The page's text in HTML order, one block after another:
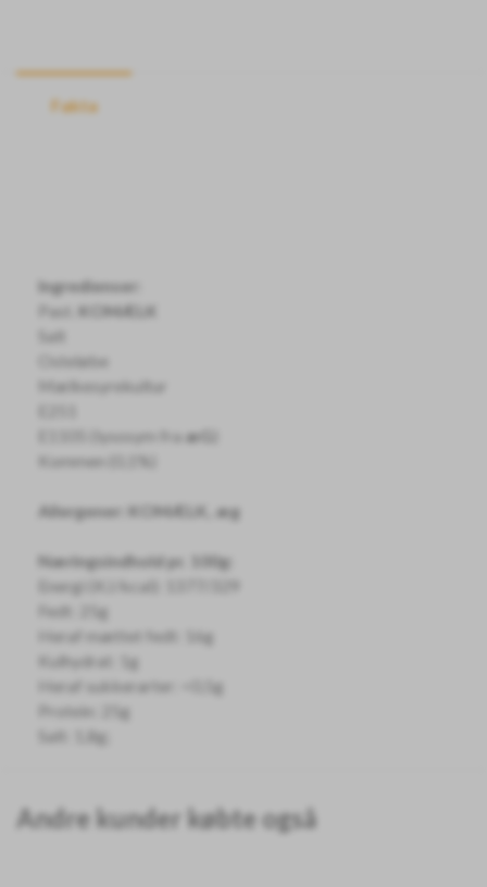
Fakta
Ingredienser:
Past. KOMÆLK
Salt
Osteløbe
Mælkesyrekultur
E1105 (lysosym fra æG
Kommen (0,1%)
Allergener: KOMÆLK, æg
Næringsindhold pr. 100g:
Energi (KJ/kcal): 1377/329
Fedt: 25g
Heraf mættet fedt: 16g
Kulhydrat: 1g
Heraf sukkerarter: <0,5g
Protein: 25g
Salt: 1,8g;
Andre kunder købte også